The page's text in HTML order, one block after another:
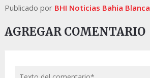
Publicado por BHI Noticias Bahia Blanca
AGREGAR COMENTARIO